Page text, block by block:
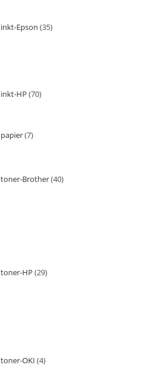
inkt-Epson 35
inkt-HP 70
papier 7
toner-Brother 40
toner-HP 29
toner-OKI 4